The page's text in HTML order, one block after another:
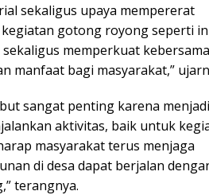
sekaligus upaya mempererat
gotong royong seperti
memperkuat
manfaat bagi masyarakat,”
sangat penting karena
aktivitas, baik untuk
masyarakat terus menjaga
di desa dapat berjalan
terangnya.